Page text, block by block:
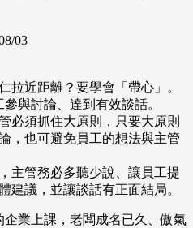
03
拉近距離？要學會「帶心」。
與討論、達到有效談話。
必須抓住大原則，只要大原則
，也可避免員工的想法與主管
主管務必多聽少說、讓員工提
建議，並讓談話有正面結局。
業上課，老闆成名已久、傲氣